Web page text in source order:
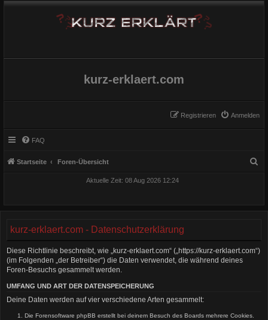
kurz-erklaert.com
Anmelden
Registrieren
FAQ
Startseite Foren-Übersicht
Aktuelle Zeit: 08 Aug 2026 12:24
kurz-erklaert.com - Datenschutzerklärung
Diese Richtlinie beschreibt, wie „kurz-erklaert.com“ („https://kurz-erklaert.com“)
(im Folgenden „der Betreiber“) die Daten verwendet, die während deines
Foren-Besuchs gesammelt werden.
UMFANG UND ART DER DATENSPEICHERUNG
Deine Daten werden auf vier verschiedene Arten gesammelt:
Die Forensoftware phpBB erstellt bei deinem Besuch des Boards mehrere Cookies.